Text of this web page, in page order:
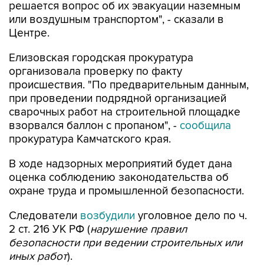
решается вопрос об их эвакуации наземным
или воздушным транспортом", - сказали в
Центре.
Елизовская городская прокуратура
организовала проверку по факту
происшествия. "По предварительным данным,
при проведении подрядной организацией
сварочных работ на строительной площадке
взорвался баллон с пропаном", - сообщила
прокуратура Камчатского края.
В ходе надзорных мероприятий будет дана
оценка соблюдению законодательства об
охране труда и промышленной безопасности.
Следователи возбудили уголовное дело по ч.
2 ст. 216 УК РФ (нарушение правил
безопасности при ведении строительных или
иных работ).